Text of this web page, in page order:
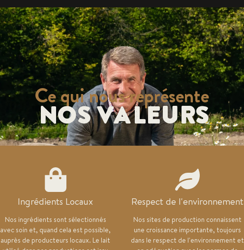
Ce qui nous représente
Nos Valeurs
Ingrédients Locaux
Nos ingrédients sont sélectionnés
avec soin et, quand cela est possible,
auprès de producteurs locaux. Le lait
Respect de l'environnement
Nos sites de production connaissent
une croissance importante, toujours
dans le respect de l'environnement et